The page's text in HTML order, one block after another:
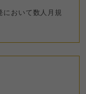
において数人月規